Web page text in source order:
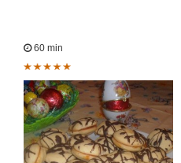
60 min